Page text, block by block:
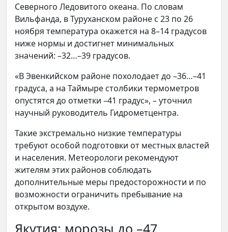
Северного Ледовитого океана. По словам
Вильфанда, в Туруханском районе с 23 по 26
ноября температура окажется на 8–14 градусов
ниже нормы и достигнет минимальных
значений: –32…–39 градусов.
«В Эвенкийском районе похолодает до –36…–41
градуса, а на Таймыре столбики термометров
опустятся до отметки –41 градус», – уточнил
научный руководитель Гидрометцентра.
Такие экстремально низкие температуры
требуют особой подготовки от местных властей
и населения. Метеорологи рекомендуют
жителям этих районов соблюдать
дополнительные меры предосторожности и по
возможности ограничить пребывание на
открытом воздухе.
Якутия: морозы до –47